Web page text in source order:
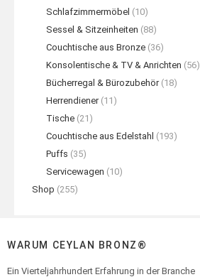
Schlafzimmermöbel (10)
Sessel & Sitzeinheiten (88)
Couchtische aus Bronze (36)
Konsolentische & TV & Anrichten (56)
Bücherregal & Bürozubehör (18)
Herrendiener (11)
Tische (21)
Couchtische aus Edelstahl (193)
Puffs (35)
Servicewagen (10)
Shop (255)
WARUM CEYLAN BRONZ®
Ein Vierteljahrhundert Erfahrung in der Branche